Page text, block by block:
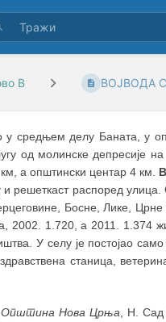
В ВОЈВОДА
у средњем делу Баната, у
југу од молинске
а општински центар 4 км.
и решеткаст распоред
Босне, Лике,
2002. 1.720, а 2011. 1.374
У селу је постојао
станица,
Општина Нова Црња , Н.